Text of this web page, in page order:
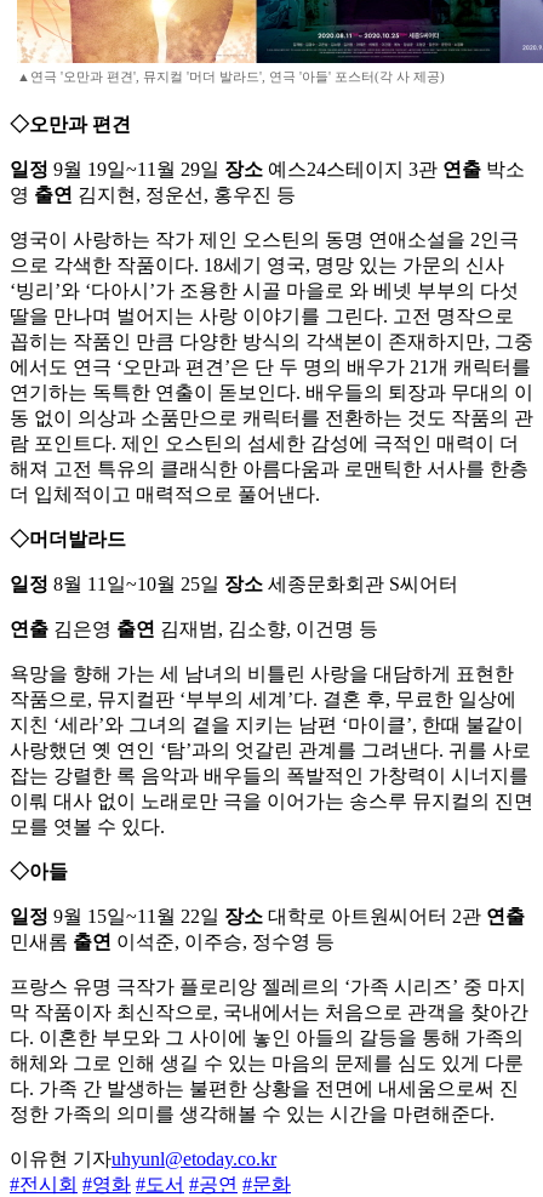
▲연극 '오만과 편견', 뮤지컬 '머더 발라드', 연극 '아들' 포스터(각 사 제공)
◇오만과 편견
일정 9월 19일~11월 29일 장소 예스24스테이지 3관 연출 박소
영 출연 김지현, 정운선, 홍우진 등
영국이 사랑하는 작가 제인 오스틴의 동명 연애소설을 2인극
으로 각색한 작품이다. 18세기 영국, 명망 있는 가문의 신사
‘빙리’와 ‘다아시’가 조용한 시골 마을로 와 베넷 부부의 다섯
딸을 만나며 벌어지는 사랑 이야기를 그린다. 고전 명작으로
꼽히는 작품인 만큼 다양한 방식의 각색본이 존재하지만, 그중
에서도 연극 ‘오만과 편견’은 단 두 명의 배우가 21개 캐릭터를
연기하는 독특한 연출이 돋보인다. 배우들의 퇴장과 무대의 이
동 없이 의상과 소품만으로 캐릭터를 전환하는 것도 작품의 관
람 포인트다. 제인 오스틴의 섬세한 감성에 극적인 매력이 더
해져 고전 특유의 클래식한 아름다움과 로맨틱한 서사를 한층
더 입체적이고 매력적으로 풀어낸다.
◇머더발라드
일정 8월 11일~10월 25일 장소 세종문화회관 S씨어터
연출 김은영 출연 김재범, 김소향, 이건명 등
욕망을 향해 가는 세 남녀의 비틀린 사랑을 대담하게 표현한
작품으로, 뮤지컬판 ‘부부의 세계’다. 결혼 후, 무료한 일상에
지친 ‘세라’와 그녀의 곁을 지키는 남편 ‘마이클’, 한때 불같이
사랑했던 옛 연인 ‘탐’과의 엇갈린 관계를 그려낸다. 귀를 사로
잡는 강렬한 록 음악과 배우들의 폭발적인 가창력이 시너지를
이뤄 대사 없이 노래로만 극을 이어가는 송스루 뮤지컬의 진면
모를 엿볼 수 있다.
◇아들
일정 9월 15일~11월 22일 장소 대학로 아트원씨어터 2관 연출
민새롬 출연 이석준, 이주승, 정수영 등
프랑스 유명 극작가 플로리앙 젤레르의 ‘가족 시리즈’ 중 마지
막 작품이자 최신작으로, 국내에서는 처음으로 관객을 찾아간
다. 이혼한 부모와 그 사이에 놓인 아들의 갈등을 통해 가족의
해체와 그로 인해 생길 수 있는 마음의 문제를 심도 있게 다룬
다. 가족 간 발생하는 불편한 상황을 전면에 내세움으로써 진
정한 가족의 의미를 생각해볼 수 있는 시간을 마련해준다.
이유현 기자uhyunl@etoday.co.kr
#전시회 #영화 #도서 #공연 #문화